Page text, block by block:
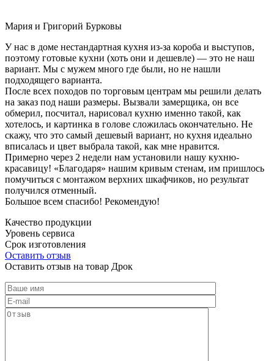
Мария и Григорий Бурковы
У нас в доме нестандартная кухня из-за короба и выступов,
поэтому готовые кухни (хоть они и дешевле) — это не наш
вариант. Мы с мужем много где были, но не нашли
подходящего варианта.
После всех походов по торговым центрам мы решили делать
на заказ под наши размеры. Вызвали замерщика, он все
обмерил, посчитал, нарисовал кухню именно такой, как
хотелось, и картинка в голове сложилась окончательно. Не
скажу, что это самый дешевый вариант, но кухня идеально
вписалась и цвет выбрала такой, как мне нравится.
Примерно через 2 недели нам установили нашу кухню-
красавицу! «Благодаря» нашим кривым стенам, им пришлось
помучиться с монтажом верхних шкафчиков, но результат
получился отменный.
Большое всем спасибо! Рекомендую!
Качество продукции
Уровень сервиса
Срок изготовления
Оставить отзыв
Оставить отзыв на товар Дрок